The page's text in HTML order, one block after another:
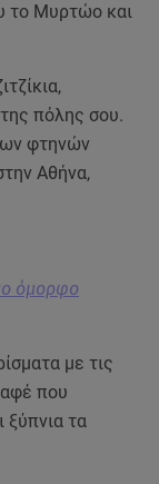
το Μυρτώο και
πόλης σου.
φτηνών
Αθήνα,
όμορφο
με τις
που
ξύπνια τα